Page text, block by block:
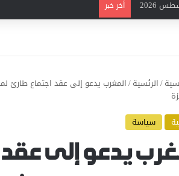
أخر خبر
/الرئسية/المغرب يدعو إلى عقد اجتماع طارئ
سياسة
يدعو إلى